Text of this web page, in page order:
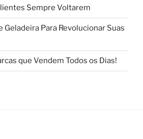
Sempre Voltarem
Geladeira Para Revolucionar Suas
que Vendem Todos os Dias!